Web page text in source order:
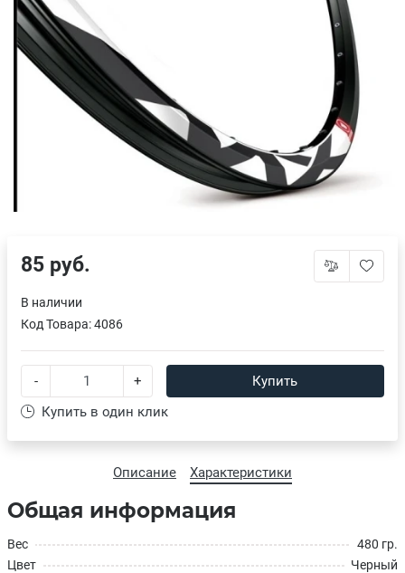
Описание Характеристики
Общая информация
Вес
480 гр.
Цвет
Черный
85 руб.
В наличии
Код Товара:4086
- +
Купить
Купить в один клик